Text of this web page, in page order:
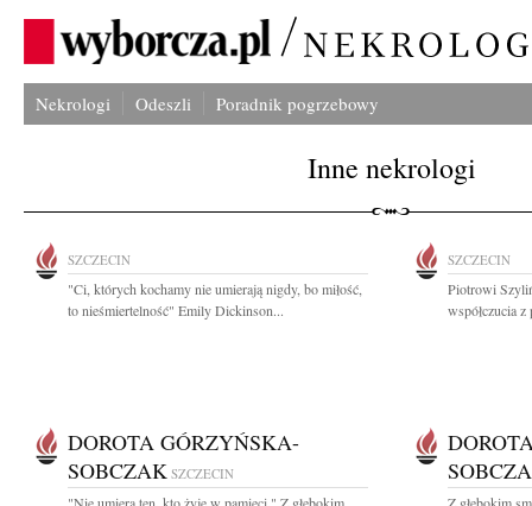
Nekrologi Odeszli Poradnik pogrzebowy
Inne nekrologi
SZCZECIN
"Ci, których kochamy nie umierają nigdy, bo miłość,
to nieśmiertelność" Emily Dickinson...
SZCZECIN
Piotrowi
współczucia
DOROTA GÓRZYŃSKA-
SOBCZAK SZCZECIN